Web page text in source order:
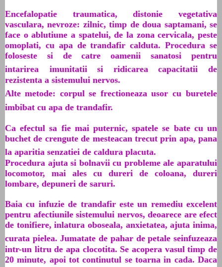
Encefalopatie traumatica, distonie vegetativa
vasculara, nevroze: zilnic, timp de doua saptamani, se
face o ablutiune a spatelui, de la zona cervicala, peste
omoplati, cu apa de trandafir calduta. Procedura se
foloseste si de catre oamenii sanatosi pentru
intarirea
imunitatii si ridicarea capacitatii de
rezistenta a sistemului nervos.
Alte metode: corpul se frectioneaza usor cu buretele
imbibat cu apa de trandafir.
Ca efectul sa fie mai puternic, spatele se bate cu un
buchet de crengute de mesteacan trecut prin apa, pana
la aparitia senzatiei de caldura placuta.
Procedura ajuta si bolnavii cu probleme ale aparatului
locomotor, mai ales cu dureri de coloana, dureri
lombare, depuneri de saruri.
Baia cu infuzie de trandafir este un remediu excelent
pentru afectiunile sistemului nervos, deoarece are efect
de tonifiere, inlatura oboseala, anxietatea, ajuta inima,
curata pielea. Jumatate de pahar de petale seinfuzeaza
intr-un litru de apa clocotita. Se acopera vasul timp de
20 minute, apoi tot continutul se toarna in cada. Daca